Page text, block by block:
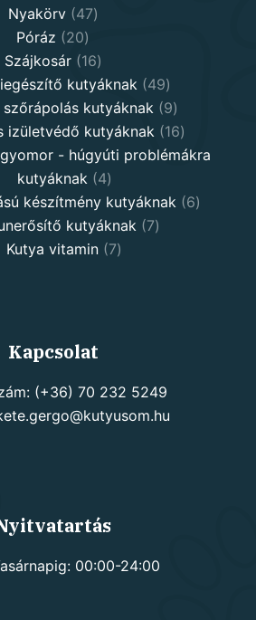
Nyakörv 4747
Póráz 2020
products
Szájkosár 1616
products
kutyáknak 4949
products
szőrápolás kutyáknak 99
products
izületvédő kutyáknak 1616
products
- húgyúti problémákra
kutyáknak
44
products
készítmény kutyáknak 66
kutyáknak 77
Kutya vitamin 77
Kapcsolat
(+36) 70 232 5249
00:00-24:00